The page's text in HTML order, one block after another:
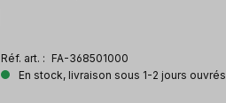
Réf. art. : FA-368501000
En stock, livraison sous 1-2 jours ouvrés